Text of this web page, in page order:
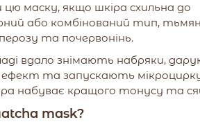
маску, якщо шкіра схильна до
або комбінований тип,
та почервонінь.
вдало знімають набряки,
та запускають
набуває кращого тонусу та
mask?